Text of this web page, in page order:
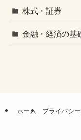
株式・証券
金融・経済の基
ホーム プライバシ